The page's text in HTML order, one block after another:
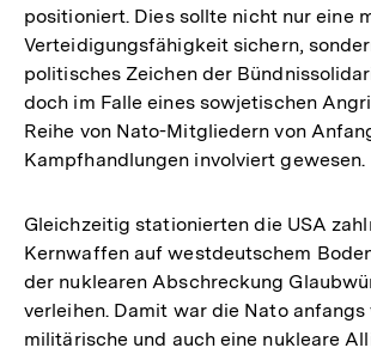
positioniert. Dies sollte nicht nur eine
Verteidigungsfähigkeit sichern,
politisches Zeichen der
doch im Falle eines sowjetischen
Reihe von Nato-Mitgliedern von
Kampfhandlungen involviert gewesen.
Gleichzeitig stationierten die USA
Kernwaffen auf westdeutschem
der nuklearen Abschreckung
verleihen. Damit war die Nato anfangs
militärische und auch eine nukleare